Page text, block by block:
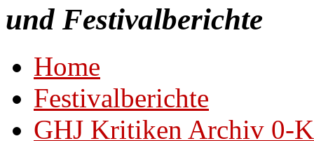
und Festivalberichte
Home
Festivalberichte
GHJ Kritiken Archiv 0-K